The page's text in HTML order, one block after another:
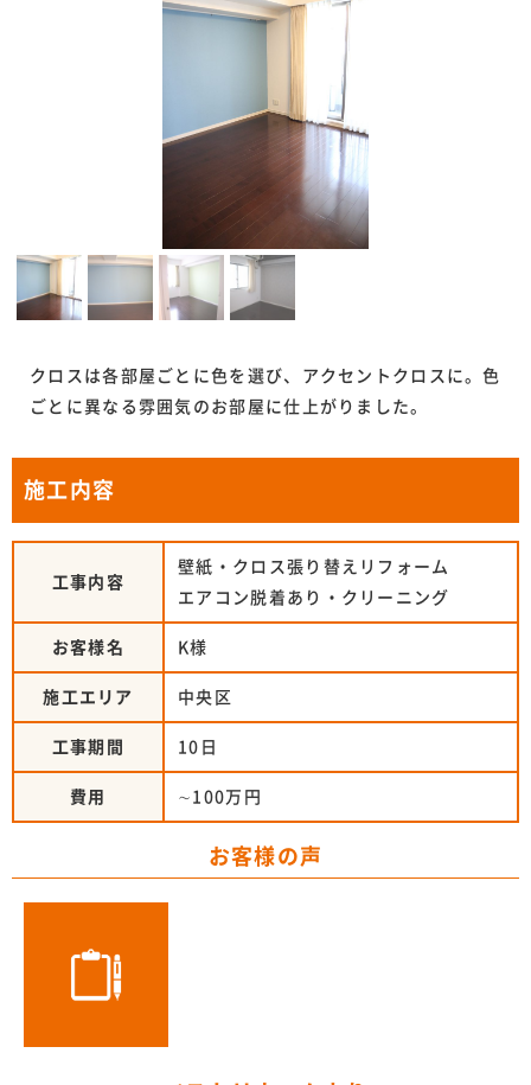
クロスは各部屋ごとに色を選び、アクセントクロスに。色
ごとに異なる雰囲気のお部屋に仕上がりました。
施工内容
工事内容
壁紙・クロス張り替えリフォーム
エアコン脱着あり・クリーニング
お客様名 K様
施工エリア 中央区
工事期間 10日
費用 ∼100万円
お客様の声